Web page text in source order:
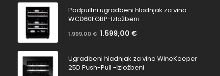
Podpultni ugradbeni hladnjak za vino
WCD60FGBP-Izložbeni
Bez
1.999,00€ Na
1.599,00 €
Ugradbeni hladnjak za vino WineKeeper
25D Push-Pull -Izložbeni